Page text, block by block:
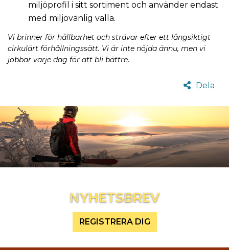
miljöprofil i sitt sortiment och använder endast
med miljövänlig valla.
Vi brinner för hållbarhet och strävar efter ett långsiktigt
cirkulärt förhållningssätt. Vi är inte nöjda ännu, men vi
jobbar varje dag för att bli bättre.
Dela
NYHETSBREV
REGISTRERA DIG